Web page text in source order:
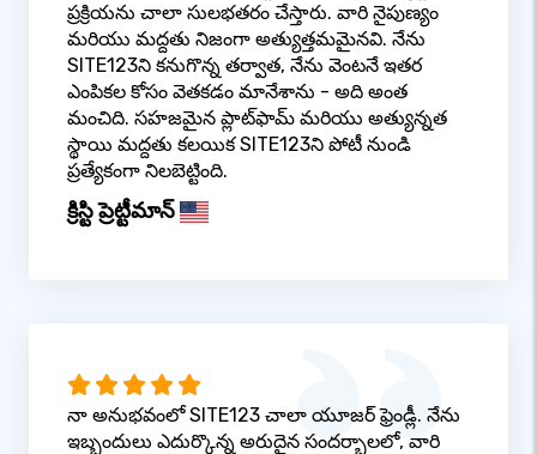
ప్రక్రియను చాలా సులభతరం చేస్తారు. వారి నైపుణ్యం
మరియు మద్దతు నిజంగా అత్యుత్తమమైనవి. నేను
SITE123ని కనుగొన్న తర్వాత, నేను వెంటనే ఇతర
ఎంపికల కోసం వెతకడం మానేశాను - అది అంత
మంచిది. సహజమైన ప్లాట్‌ఫామ్ మరియు అత్యున్నత
స్థాయి మద్దతు కలయిక SITE123ని పోటీ నుండి
ప్రత్యేకంగా నిలబెట్టింది.
క్రిస్టి ప్రెట్టీమాన్
నా అనుభవంలో SITE123 చాలా యూజర్ ఫ్రెండ్లీ. నేను
ఇబ్బందులు ఎదుర్కొన్న అరుదైన సందర్భాలలో, వారి